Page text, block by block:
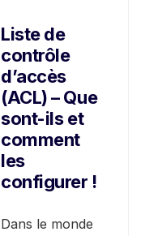
Liste de
contrôle
d’accès
(ACL) – Que
sont-ils et
comment
les
configurer !
Dans le monde